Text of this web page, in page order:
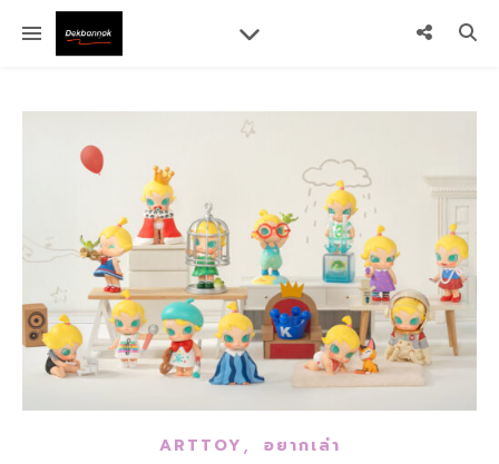
ARTTOY, อยากเล่า